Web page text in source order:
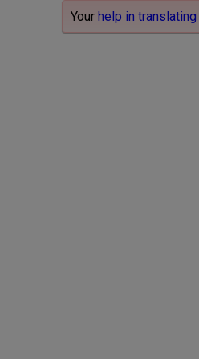
Your help in translating